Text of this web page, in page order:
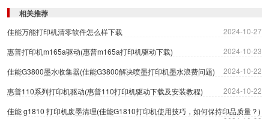
相关推荐
佳能万能打印机清零软件怎么样下载
2024-10-27
惠普打印机m165a驱动(惠普m165a打印机驱动下载)
2024-10-23
佳能G3800墨水收集器(佳能G3800解决喷墨打印机墨水浪费问题)
2024-10-22
惠普110系列打印机驱动(惠普110打印机驱动下载及安装教程)
2024-10-22
佳能 g1810 打印机废墨清理(佳能G1810打印机使用技巧，如何保持印品质量？)